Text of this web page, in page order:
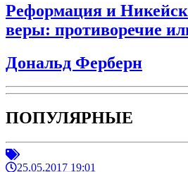
Реформация и
веры: противоречие
Дональд Ферберн
ПОПУЛЯРНЫЕ
25.05.2017 19:01